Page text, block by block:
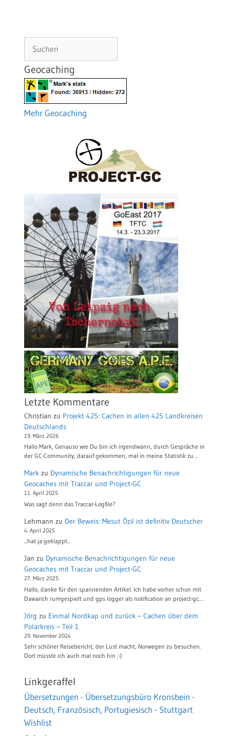
Geocaching
Mehr Geocaching
Letzte Kommentare
Christian zu Projekt 425: Cachen in allen 425 Landkreisen
Deutschlands
19. März 2026
Hallo Mark, Genauso wie Du bin ich irgendwann, durch Gespräche in
der GC-Community, darauf gekommen, mal in meine Statistik zu…
Mark zu Dynamische Benachrichtigungen für neue
Geocaches mit Traccar und Project-GC
11. April 2025
Was sagt denn das Traccar-Logfile?
Lehmann zu Der Beweis: Mesut Özil ist definitiv Deutscher
4. April 2025
...hat ja geklappt...
Jan zu Dynamische Benachrichtigungen für neue
Geocaches mit Traccar und Project-GC
27. März 2025
Hallo, danke für den spannenden Artikel. Ich habe vorher schon mit
Dawarich rumgespielt und gps logger als notification an project-gc.…
Jörg zu Einmal Nordkap und zurück – Cachen über dem
Polarkreis – Teil 1
29. November 2024
Sehr schöner Reisebericht, der Lust macht, Norwegen zu besuchen.
Dort müsste ich auch mal noch hin ;-)
Linkgeraffel
Übersetzungen - Übersetzungsbüro Kronsbein -
Deutsch, Französisch, Portugiesisch - Stuttgart
Wishlist